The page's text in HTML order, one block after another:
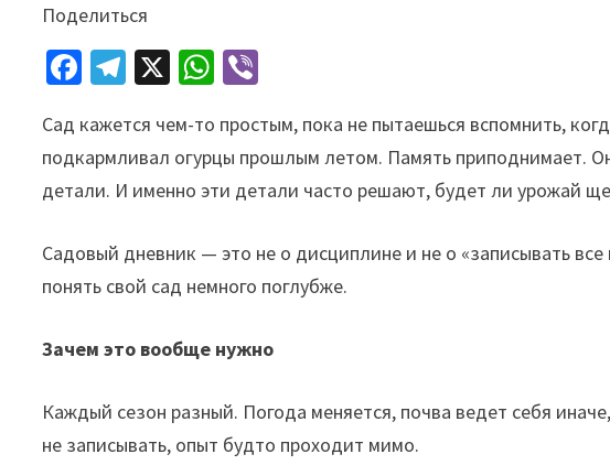
Поделиться
Fa
b
o
o
k
Te
gr
a
m
X
W
at
sA
p
p
er
Сад кажется чем-то простым, пока не пытаешься вспомнить,
подкармливал огурцы прошлым летом. Память приподнимает.
детали. И именно эти детали часто решают, будет ли урожай
Садовый дневник — это не о дисциплине и не о «записывать
понять свой сад немного поглубже.
Зачем это вообще нужно
Каждый сезон разный. Погода меняется, почва ведет себя
не записывать, опыт будто проходит мимо.